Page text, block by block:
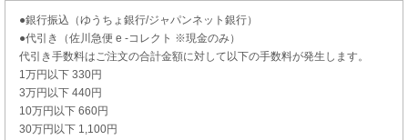
●銀行振込（ゆうちょ銀行/ジャパンネット銀行）
●代引き（佐川急便 e -コレクト ※現金のみ）
代引き手数料はご注文の合計金額に対して以下の手数料が発生します。
1万円以下 330円
3万円以下 440円
10万円以下 660円
30万円以下 1,100円